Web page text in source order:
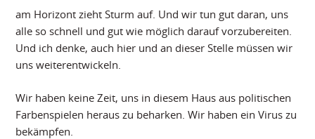
am Horizont zieht Sturm auf. Und wir tun gut daran, uns
alle so schnell und gut wie möglich darauf vorzubereiten.
Und ich denke, auch hier und an dieser Stelle müssen wir
uns weiterentwickeln.
Wir haben keine Zeit, uns in diesem Haus aus politischen
Farbenspielen heraus zu beharken. Wir haben ein Virus zu
bekämpfen.